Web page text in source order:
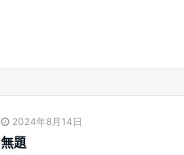
2024年8月14日
無題